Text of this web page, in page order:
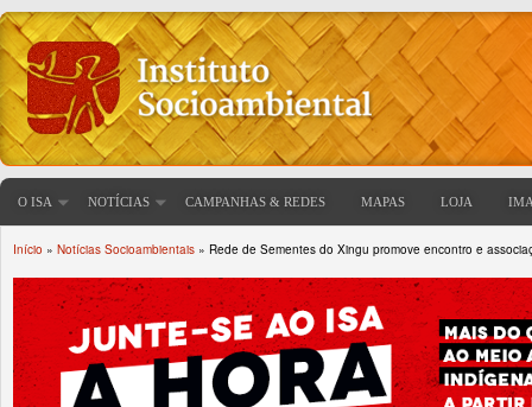
O ISA NOTÍCIAS CAMPANHAS & REDES MAPAS LOJA
Início » Notícias Socioambientais » Rede de Sementes do Xingu promove encontro e